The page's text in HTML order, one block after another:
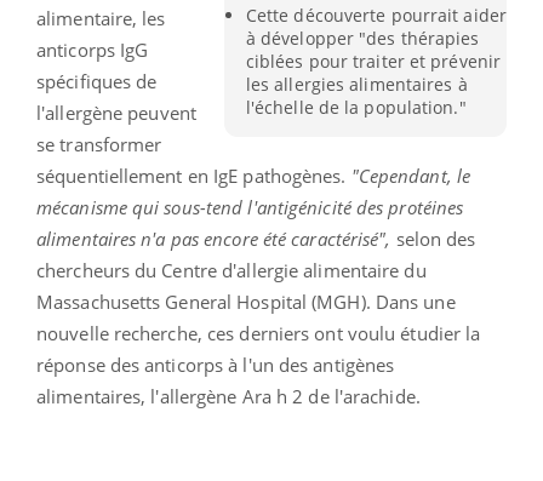
Cette découverte pourrait aider
à développer "des thérapies
ciblées pour traiter et prévenir
les allergies alimentaires à
l'échelle de la population."
alimentaire, les
anticorps IgG
spécifiques de
l'allergène peuvent
se transformer
séquentiellement en IgE pathogènes. "Cependant, le
mécanisme qui sous-tend l'antigénicité des protéines
alimentaires n'a pas encore été caractérisé", selon des
chercheurs du Centre d'allergie alimentaire du
Massachusetts General Hospital (MGH). Dans une
nouvelle recherche, ces derniers ont voulu étudier la
réponse des anticorps à l'un des antigènes
alimentaires, l'allergène Ara h 2 de l'arachide.